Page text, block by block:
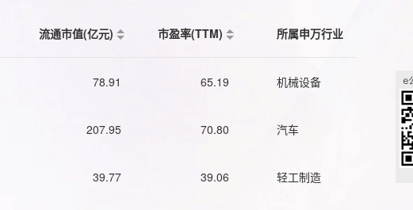
流通市值(亿元) 市盈率(TTM) 所属申万行业
78.91 65.19 机械设备
207.95 70.80 汽车
39.77 39.06 轻工制造